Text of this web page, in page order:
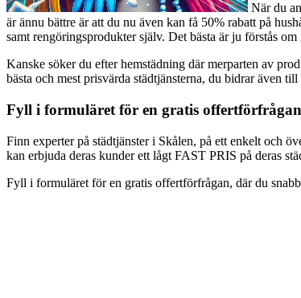
När du
är ännu bättre är att du nu även kan få 50% rabatt på
samt rengöringsprodukter själv. Det bästa är ju förstås
Kanske söker du efter hemstädning där merparten av
bästa och mest prisvärda städtjänsterna, du bidrar även
Fyll i formuläret för en gratis offertförfrågan
Finn experter på städtjänster i Skålen, på ett enkelt och
kan erbjuda deras kunder ett lågt FAST PRIS på deras
Fyll i formuläret för en gratis offertförfrågan, där du